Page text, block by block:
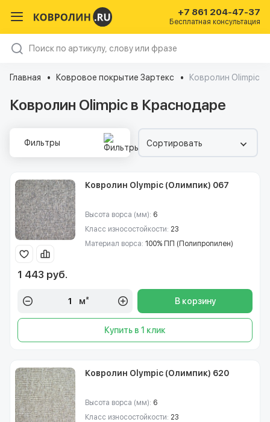
+7 861 204-47-37
Бесплатная консультация
Главная Ковровое покрытие Зартекс Ковролин Olimpic
Ковролин Olimpic в Краснодаре
Фильтры Сортировать
Ковролин Olympic (Олимпик) 067
Высота ворса (мм): 6
Класс износостойкости: 23
Материал ворса: 100% ПП (Полипропилен)
1 443 руб.
м² В корзину
Купить в 1 клик
Ковролин Olympic (Олимпик) 620
Высота ворса (мм): 6
Класс износостойкости: 23